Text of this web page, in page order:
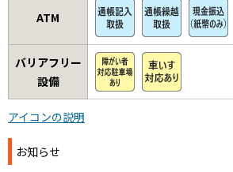
ATM
バリアフリー
設備
アイコンの説明
お知らせ